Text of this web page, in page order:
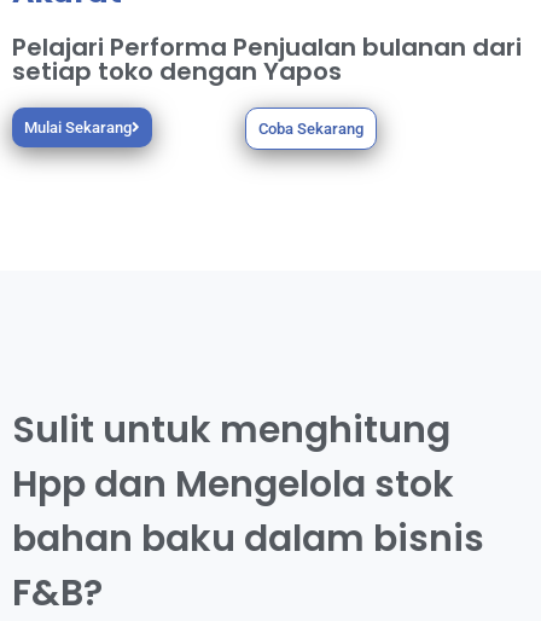
Pelajari Performa Penjualan bulanan dari
setiap toko dengan Yapos
Mulai Sekarang Coba Sekarang
Sulit untuk menghitung
Hpp dan Mengelola stok
bahan baku dalam bisnis
F&B?